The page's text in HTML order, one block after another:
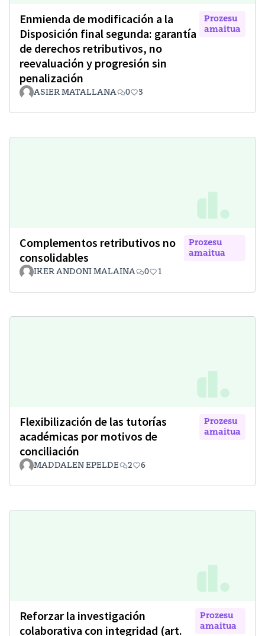
Enmienda de modificación a la
Disposición final segunda: garantía
de derechos retributivos, no
reevaluación y progresión sin
penalización
Prozesu
amaitua
ASIER MATALLANA 0 3
Complementos retributivos no
consolidables
Prozesu
amaitua
IKER ANDONI MALAINA 0 1
Flexibilización de las tutorías
académicas por motivos de
conciliación
Prozesu
amaitua
MADDALEN EPELDE 2 6
Reforzar la investigación
colaborativa con integridad (art.
Prozesu
amaitua